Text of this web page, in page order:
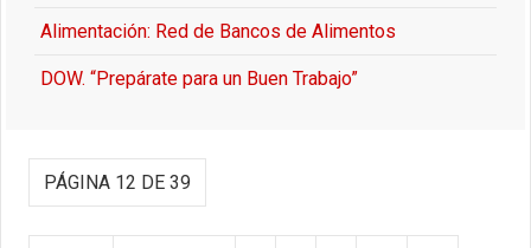
Alimentación: Red de Bancos de Alimentos
DOW. “Prepárate para un Buen Trabajo”
PÁGINA 12 DE 39